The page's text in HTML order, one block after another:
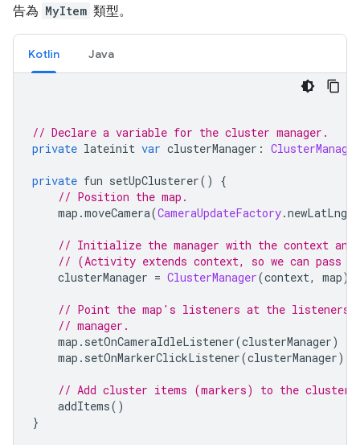
告為 MyItem 類型。
Kotlin Java
// Declare a variable for the cluster manager.
private lateinit var clusterManager : ClusterManager
private fun setUpClusterer()
{
// Position the map.
map .moveCamera(CameraUpdateFactory.
// Initialize the manager with the context and
// (Activity extends context, so we can
clusterManager = ClusterManager(context, map)
// Point the map's listeners at the listeners
// manager.
map . setOnCameraIdleListener(clusterManager)
map . setOnMarkerClickListener(clusterManager)
// Add cluster items (markers) to the cluster
addItems()
}